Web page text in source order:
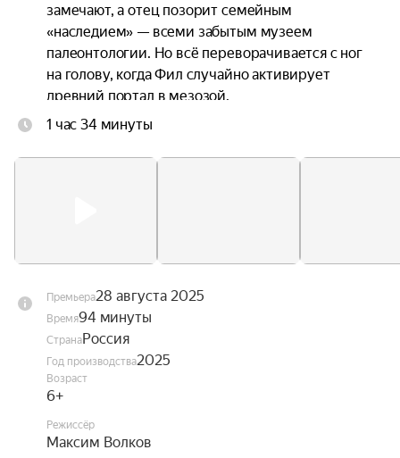
замечают, а отец позорит семейным
«наследием» — всеми забытым музеем
палеонтологии. Но всё переворачивается с ног
на голову, когда Фил случайно активирует
древний портал в мезозой.
джунглях, где его союзниками станут болтливый
1 час 34 минуты
Премьера28 августа 2025
Время94 минуты
СтранаРоссия
Год производства2025
Возраст
6+
Режиссёр
Максим Волков